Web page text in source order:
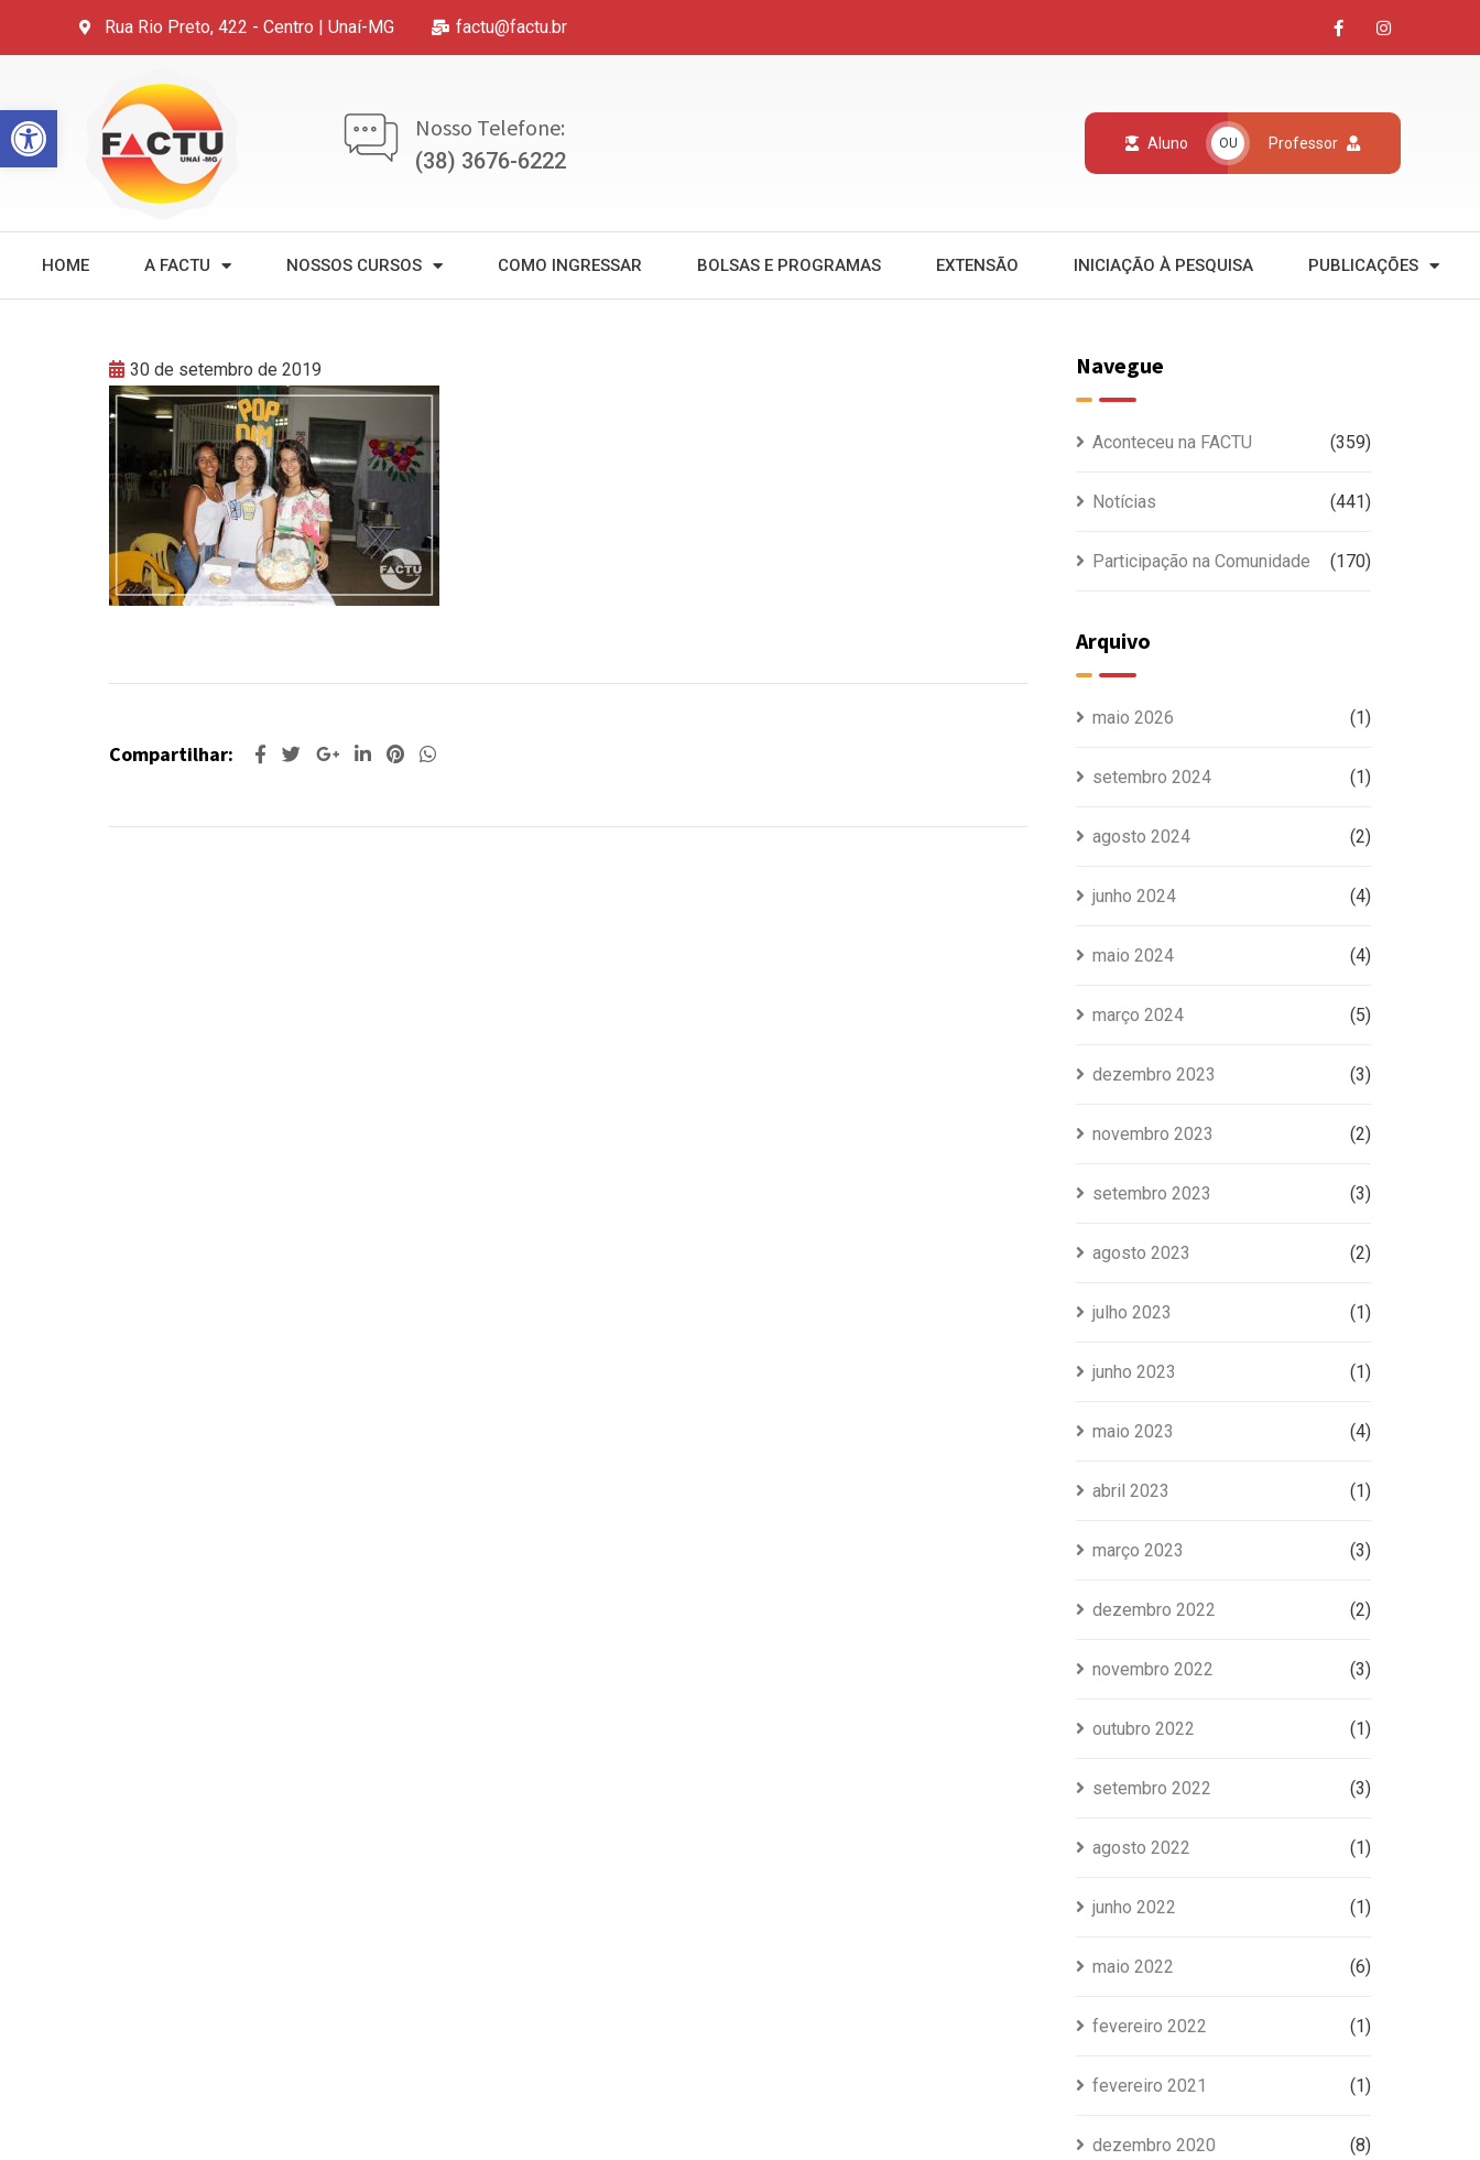
Open toolbar
Rua Rio Preto, 422 - Centro | Unaí-MG factu@factu.br
Nosso Telefone:
(38) 3676-6222
Aluno OU Professor
HOME A FACTU NOSSOS CURSOS COMO INGRESSAR BOLSAS E PROGRAMAS EXTENSÃO INICIAÇÃO À PESQUISA PUBLICAÇÕES
30 de setembro de 2019
Compartilhar:
Navegue
Aconteceu na FACTU (359)
Notícias (441)
Participação na Comunidade (170)
Arquivo
maio 2026 (1)
setembro 2024 (1)
agosto 2024 (2)
junho 2024 (4)
maio 2024 (4)
março 2024 (5)
dezembro 2023 (3)
novembro 2023 (2)
setembro 2023 (3)
agosto 2023 (2)
julho 2023 (1)
junho 2023 (1)
maio 2023 (4)
abril 2023 (1)
março 2023 (3)
dezembro 2022 (2)
novembro 2022 (3)
outubro 2022 (1)
setembro 2022 (3)
agosto 2022 (1)
junho 2022 (1)
maio 2022 (6)
fevereiro 2022 (1)
fevereiro 2021 (1)
dezembro 2020 (8)